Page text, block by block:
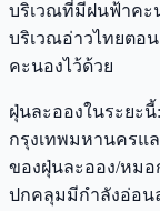
บริเวณที่มีฝนฟ้าคะ
บริเวณอ่าวไทยตอ
คะนองไว้ด้วย
ฝุ่นละอองในระยะ
กรุงเทพมหานครแ
ของฝุ่นละออง/หม
ปกคลุมมีกำลังอ่อน